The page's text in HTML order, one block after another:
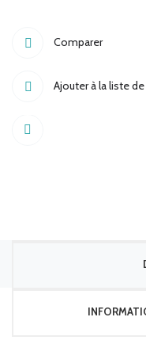
Comparer
Ajouter à la liste